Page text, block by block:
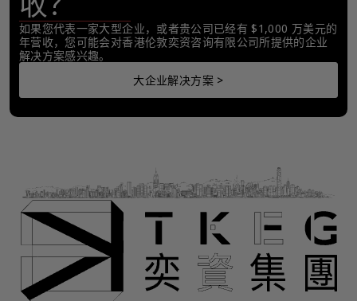
如果您代表一家大型企业，或者贵公司已经有 $1,000 万美元的
年营收，您可能会对香港伦敦奕资咨询有限公司所提供的企业
解决方案感兴趣。
大企业解决方案 >